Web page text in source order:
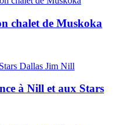
chalet de Muskoka
à Nill et aux Stars